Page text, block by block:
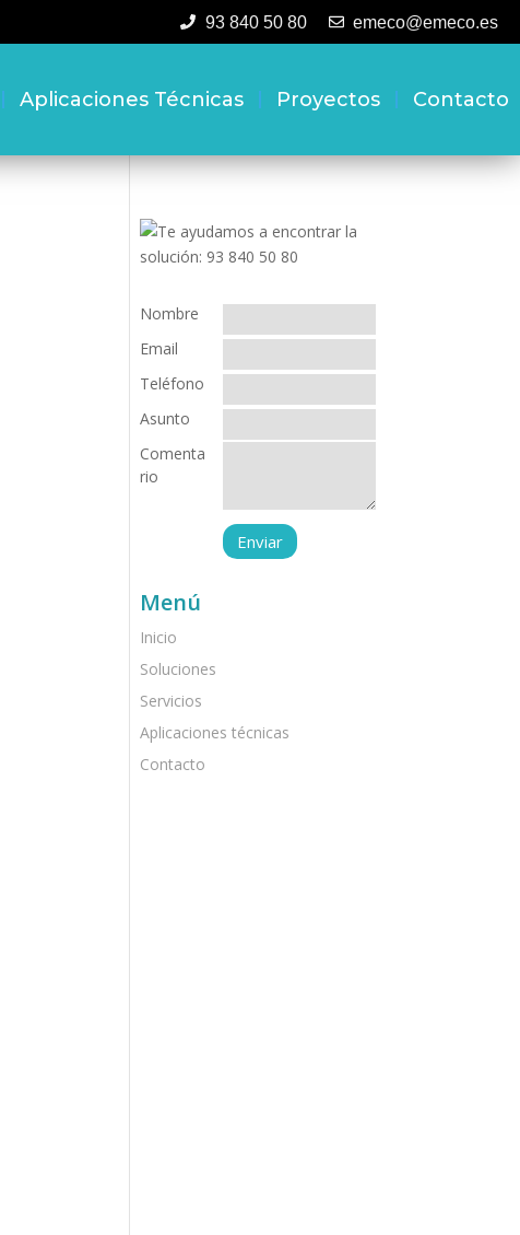
93 840 50 80 emeco@emeco.es
Aplicaciones Técnicas Proyectos Contacto
Nombre
Email
Teléfono
Asunto
Comenta
rio
Menú
Inicio
Soluciones
Servicios
Aplicaciones técnicas
Contacto